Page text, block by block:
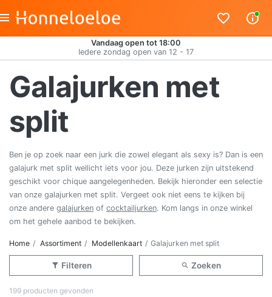
Vandaag open tot 18:00
Iedere zondag open van 12 - 17
Galajurken met
split
Ben je op zoek naar een jurk die zowel elegant als sexy is? Dan is een
galajurk met split wellicht iets voor jou. Deze jurken zijn uitstekend
geschikt voor chique aangelegenheden. Bekijk hieronder een selectie
van onze galajurken met split. Vergeet ook niet eens te kijken bij
onze andere galajurken of cocktailjurken. Kom langs in onze winkel
om het gehele aanbod te bekijken.
Home Assortiment Modellenkaart Galajurken met split
Filteren Zoeken
199 producten gevonden